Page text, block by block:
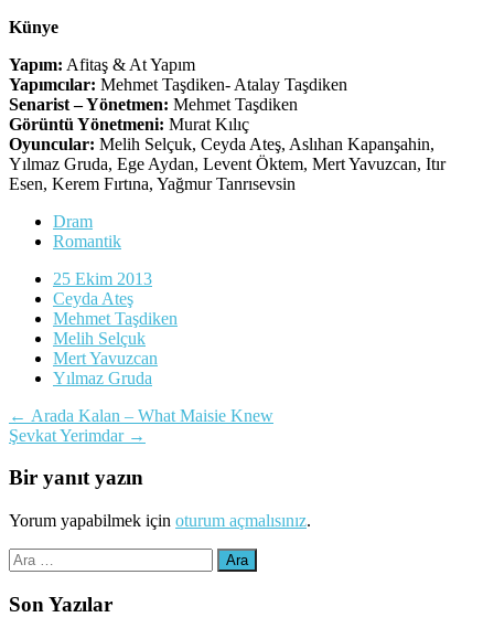
Künye
Yapım: Afitaş & At Yapım
Yapımcılar: Mehmet Taşdiken- Atalay Taşdiken
Senarist – Yönetmen: Mehmet Taşdiken
Görüntü Yönetmeni: Murat Kılıç
Oyuncular: Melih Selçuk, Ceyda Ateş, Aslıhan Kapanşahin,
Yılmaz Gruda, Ege Aydan, Levent Öktem, Mert Yavuzcan, Itır
Esen, Kerem Fırtına, Yağmur Tanrısevsin
Dram
Romantik
25 Ekim 2013
Ceyda Ateş
Mehmet Taşdiken
Melih Selçuk
Mert Yavuzcan
Yılmaz Gruda
Yazı
dolaşımı
← Arada Kalan – What Maisie Knew
Şevkat Yerimdar →
Bir yanıt yazın
Yorum yapabilmek için oturum açmalısınız.
Arama:
Son Yazılar